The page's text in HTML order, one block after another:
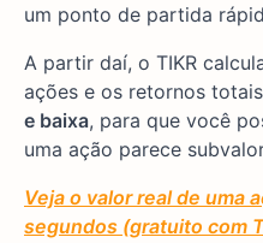
um ponto de partida
A partir daí, o TIKR
ações e os retornos
e baixa, para que você
uma ação parece
Veja o valor real de uma
segundos (gratuito com